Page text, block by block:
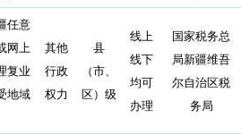
任意
网上
复业
地域
其他
行政
权力
县
（市、
区）级
线上
线下
均可
办理
国家税务总
局新疆维吾
尔自治区税
务局